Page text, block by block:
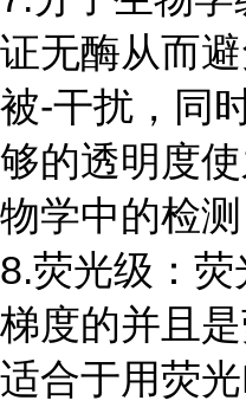
证无酶从而
被-干扰，同
够的透明度
物学中的检测
8.荧光级：
梯度的并且
适合于用荧